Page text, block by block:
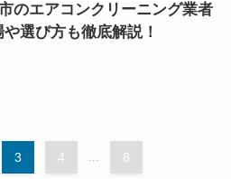
のエアコンクリーニング業者
選び方も徹底解説！
3 4 ... 8